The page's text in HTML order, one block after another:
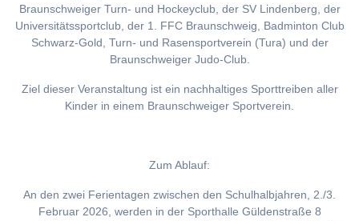
Braunschweiger Turn- und Hockeyclub, der SV Lindenberg, der
Universitätssportclub, der 1. FFC Braunschweig, Badminton Club
Schwarz-Gold, Turn- und Rasensportverein (Tura) und der
Braunschweiger Judo-Club.
Ziel dieser Veranstaltung ist ein nachhaltiges Sporttreiben aller
Kinder in einem Braunschweiger Sportverein.
Zum Ablauf:
An den zwei Ferientagen zwischen den Schulhalbjahren, 2./3.
Februar 2026, werden in der Sporthalle Güldenstraße 8